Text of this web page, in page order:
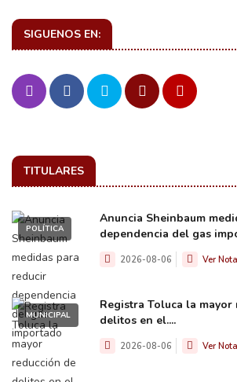
SIGUENOS EN:
TITULARES
POLÍTICA
Anuncia Sheinbaum
dependencia del gas
2026-08-06 Ver Nota
MUNICIPAL
Registra Toluca la mayor
delitos en el....
2026-08-06 Ver Nota